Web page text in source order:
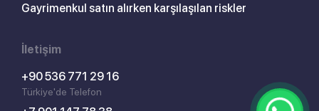
Gayrimenkul satın alırken karşılaşılan riskler
İletişim
+90 536 771 29 16
Türkiye'de Telefon